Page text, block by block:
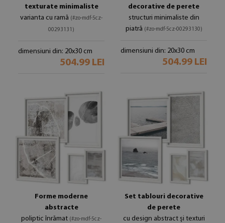
texturate minimaliste
varianta cu ramă (#zo-mdf-5cz-
00293131)
dimensiuni din: 20x30 cm
504.99 LEI
decorative de perete
structuri minimaliste din
piatră (#zo-mdf-5cz-00293130)
dimensiuni din: 20x30 cm
504.99 LEI
Forme moderne
abstracte
poliptic înrămat (#zo-mdf-5cz-
Set tablouri decorative
de perete
cu design abstract și texturi